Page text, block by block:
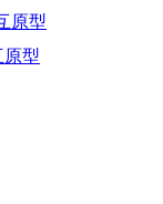
原型